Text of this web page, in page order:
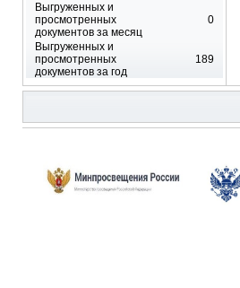
Выгруженных и
просмотренных
документов за месяц
0
Выгруженных и
просмотренных
документов за год
189